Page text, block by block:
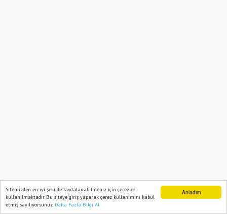
Anladım
Sitemizden en iyi şekilde faydalanabilmeniz için çerezler
kullanılmaktadır. Bu siteye giriş yaparak çerez kullanımını kabul
etmiş sayılıyorsunuz. Daha Fazla Bilgi Al
Ana Sayfa Web TV